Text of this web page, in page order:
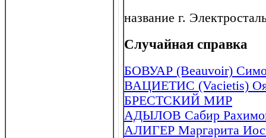
название г.
Случайная справка
БОВУАР (Beauvoir)
ВАЦИЕТИС (Vacietis)
БРЕСТСКИЙ МИР
АДЫЛОВ Сабир
АЛИГЕР Маргарита